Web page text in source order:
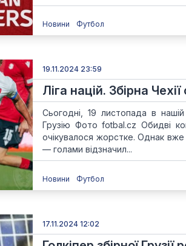
Новини Футбол
19.11.2024 23:59
Ліга націй. Збірна
Сьогодні, 19 листопада в
Грузію Фото fotbal.cz Обидві
очікувалося жорстке. Однак
— голами відзначил...
Новини Футбол
17.11.2024 12:02